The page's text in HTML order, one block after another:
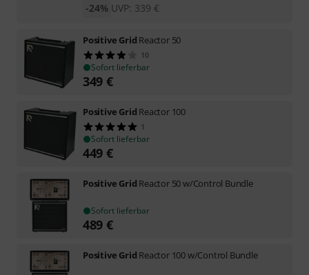
UVP: 339 €
-24%
Positive Grid Reactor 50
10
Sofort lieferbar
349 €
Positive Grid Reactor 100
1
Sofort lieferbar
449 €
Positive Grid Reactor 50 w/Control Bundle
Sofort lieferbar
489 €
Positive Grid Reactor 100 w/Control Bundle